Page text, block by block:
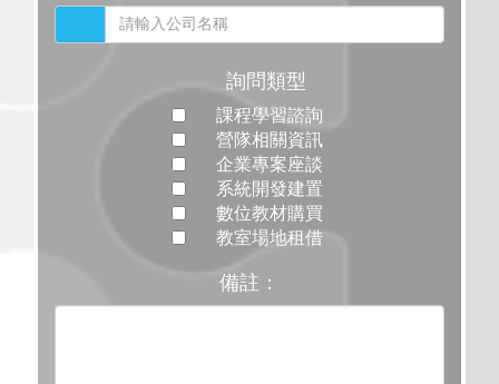
詢問類型
課程學習諮詢
營隊相關資訊
企業專案座談
系統開發建置
數位教材購買
教室場地租借
備註：